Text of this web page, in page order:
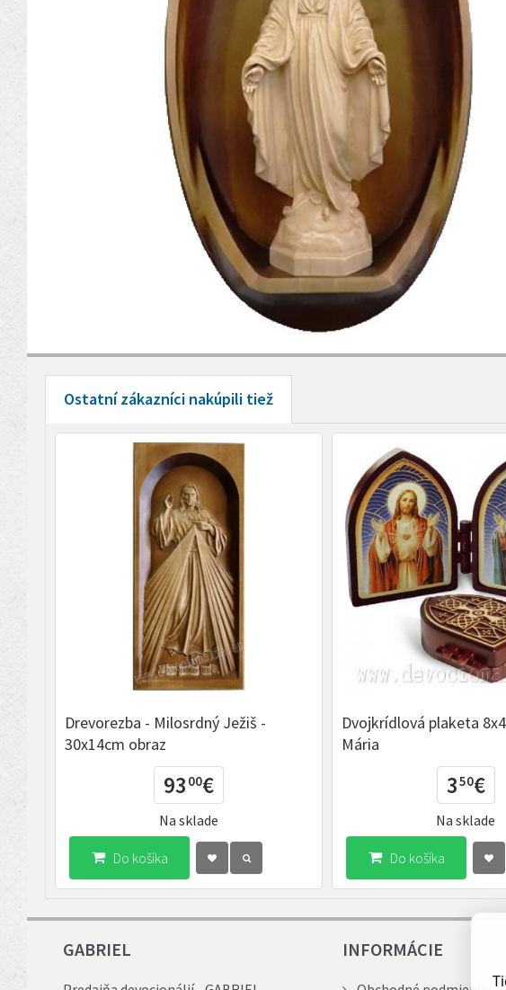
Ostatní zákazníci nakúpili tiež
Drevorezba - Milosrdný Ježiš -
30x14cm obraz
93 00€
Do košíka
Na sklade
Dvojkrídlová plaketa
Mária
350€
Do košíka
Na sklade
GABRIEL INFORMÁCIE